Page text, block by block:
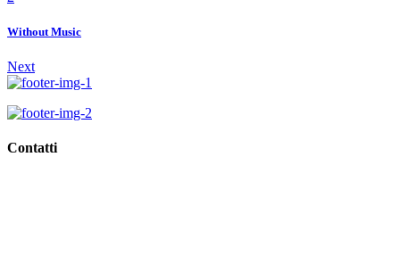
Without Music
Next
Contatti